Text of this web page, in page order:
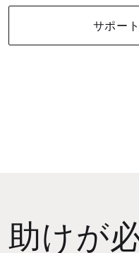
サポー
助けが